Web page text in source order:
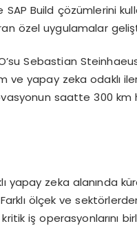
Build çözümlerini
özel uygulamalar
Sebastian
ve yapay zeka odaklı
saatte 300 km
zeka alanında
ölçek ve
iş operasyonlarını